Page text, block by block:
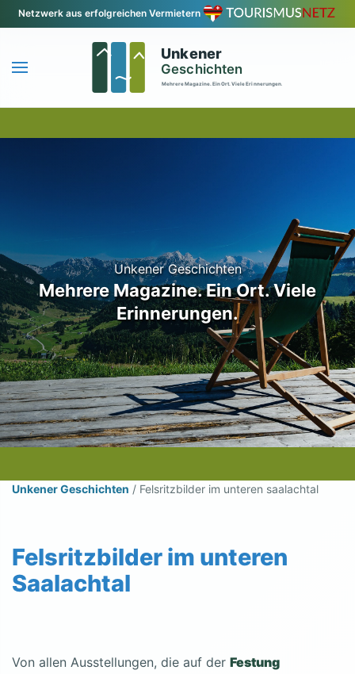
Zum Hauptinhalt springen
Netzwerk aus erfolgreichen Vermietern
Unkener Geschichten
Mehrere Magazine. Ein Ort. Viele
Erinnerungen.
Unkener Geschichten / Felsritzbilder im unteren saalachtal
Felsritzbilder im unteren
Saalachtal
Von allen Ausstellungen, die auf der Festung